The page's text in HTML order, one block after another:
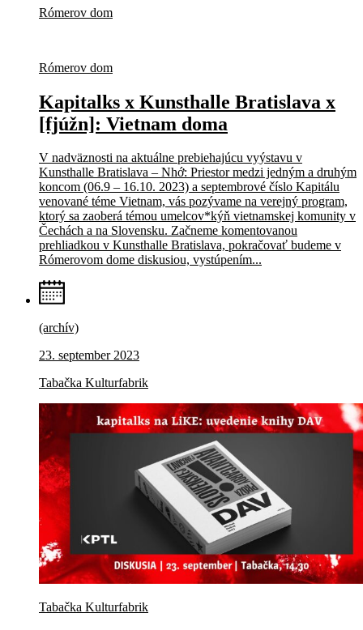
Rómerov dom
Rómerov dom
Kapitalks x Kunsthalle Bratislava x
[fjúžn]: Vietnam doma
V nadväznosti na aktuálne prebiehajúcu vyýstavu v
Kunsthalle Bratislava – Nhớ: Priestor medzi jedným a druhým
koncom (06.9 – 16.10. 2023) a septembrové číslo Kapitálu
venované téme Vietnam, vás pozývame na verejný program,
ktorý sa zaoberá témou umelcov*kýň vietnamskej komunity v
Čechách a na Slovensku. Začneme komentovanou
prehliadkou v Kunsthalle Bratislava, pokračovať budeme v
Rómerovom dome diskusiou, vystúpením...
(archív)
23. september 2023
Tabačka Kulturfabrik
Tabačka Kulturfabrik